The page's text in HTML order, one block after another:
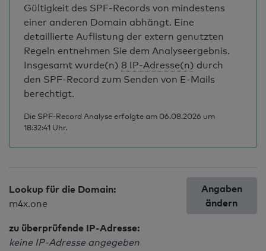
Gültigkeit des SPF-Records von mindestens
einer anderen Domain abhängt. Eine
detaillierte Auflistung der extern genutzten
Regeln entnehmen Sie dem Analyseergebnis.
Insgesamt wurde(n) 8 IP-Adresse(n) durch
den SPF-Record zum Senden von E-Mails
berechtigt.
Die SPF-Record Analyse erfolgte am 06.08.2026 um
18:32:41 Uhr.
Lookup für die Domain:
m4x.one
zu überprüfende IP-Adresse:
keine IP-Adresse angegeben
Angaben
ändern